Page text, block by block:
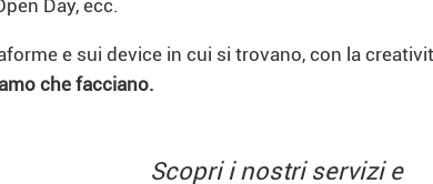
Day, ecc.
e sui device in cui si trovano, con la
che facciano.
Scopri i nostri servizi e